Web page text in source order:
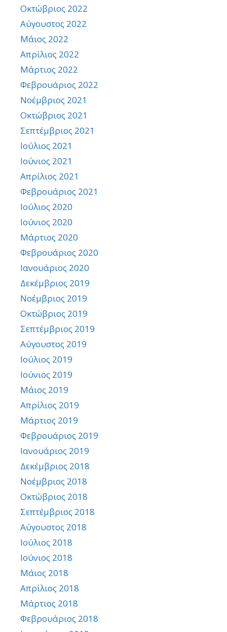
Οκτώβριος 2022
Αύγουστος 2022
Μάιος 2022
Απρίλιος 2022
Μάρτιος 2022
Φεβρουάριος 2022
Νοέμβριος 2021
Οκτώβριος 2021
Σεπτέμβριος 2021
Ιούλιος 2021
Ιούνιος 2021
Απρίλιος 2021
Φεβρουάριος 2021
Ιούλιος 2020
Ιούνιος 2020
Μάρτιος 2020
Φεβρουάριος 2020
Ιανουάριος 2020
Δεκέμβριος 2019
Νοέμβριος 2019
Οκτώβριος 2019
Σεπτέμβριος 2019
Αύγουστος 2019
Ιούλιος 2019
Ιούνιος 2019
Μάιος 2019
Απρίλιος 2019
Μάρτιος 2019
Φεβρουάριος 2019
Ιανουάριος 2019
Δεκέμβριος 2018
Νοέμβριος 2018
Οκτώβριος 2018
Σεπτέμβριος 2018
Αύγουστος 2018
Ιούλιος 2018
Ιούνιος 2018
Μάιος 2018
Απρίλιος 2018
Μάρτιος 2018
Φεβρουάριος 2018